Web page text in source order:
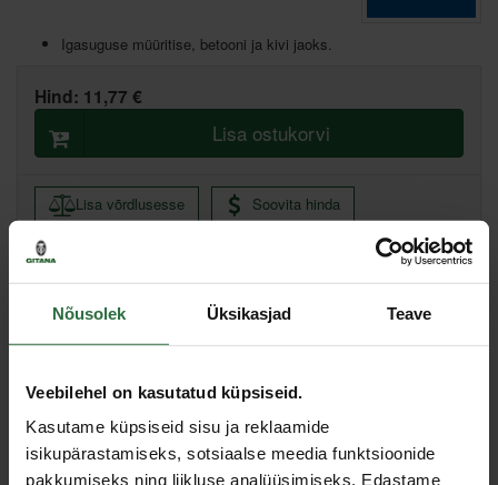
Nõusolek Üksikasjad Teave
Veebilehel on kasutatud küpsiseid.
Kasutame küpsiseid sisu ja reklaamide
isikupärastamiseks, sotsiaalse meedia funktsioonide
pakkumiseks ning liikluse analüüsimiseks. Edastame
Igasuguse müüritise, betooni ja kivi jaoks.
Hind: 11,77 €
Lisa ostukorvi
Lisa võrdlusesse Soovita hinda
Tallinn pood, Artelli 19, Tallinn
Põhiladu, (eeldatav tarne, 2-4 tööpäeva)
Spetsifikatsioon
Pikkus
250 mm